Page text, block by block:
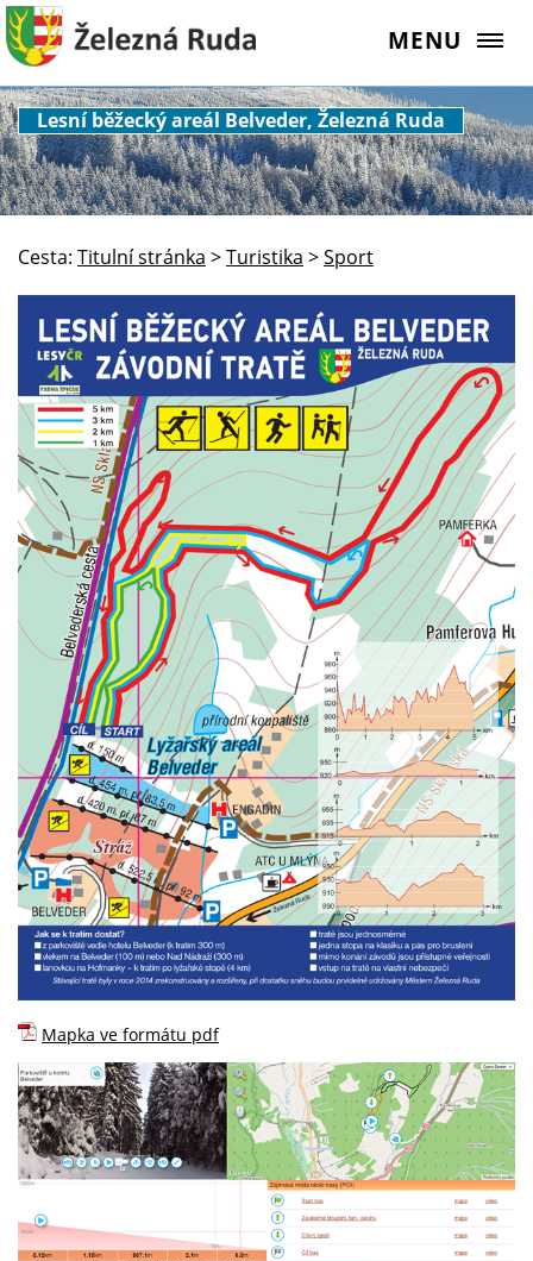
MENU
Lesní běžecký areál Belveder, Železná Ruda
Cesta: Titulní stránka >Turistika >Sport
Mapka ve formátu pdf